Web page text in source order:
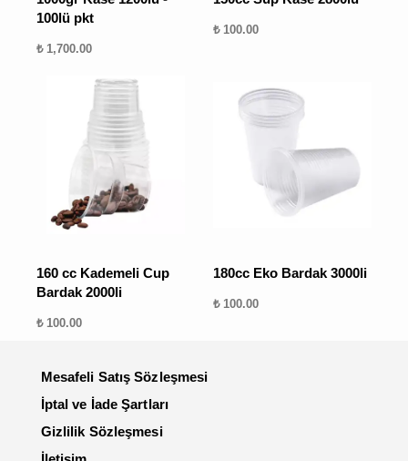
100lü pkt
₺ 1,700.00
₺ 100.00
160 cc Kademeli Cup
Bardak 2000li
₺ 100.00
180cc Eko Bardak 3000li
₺ 100.00
Mesafeli Satış Sözleşmesi
İptal ve İade Şartları
Gizlilik Sözleşmesi